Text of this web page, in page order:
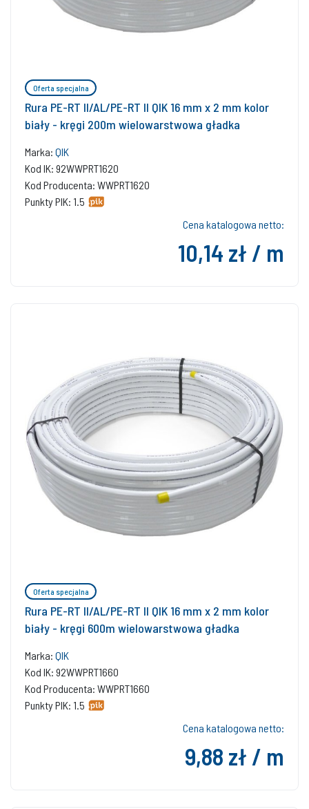
Oferta specjalna
Rura PE-RT II/AL/PE-RT II QIK 16 mm x 2 mm kolor
biały - kręgi 200m wielowarstwowa gładka
Marka: QIK
Kod IK: 92WWPRT1620
Kod Producenta: WWPRT1620
Punkty PIK: 1.5
Cena katalogowa netto:
10,14 zł / m
Oferta specjalna
Rura PE-RT II/AL/PE-RT II QIK 16 mm x 2 mm kolor
biały - kręgi 600m wielowarstwowa gładka
Marka: QIK
Kod IK: 92WWPRT1660
Kod Producenta: WWPRT1660
Punkty PIK: 1.5
Cena katalogowa netto:
9,88 zł / m